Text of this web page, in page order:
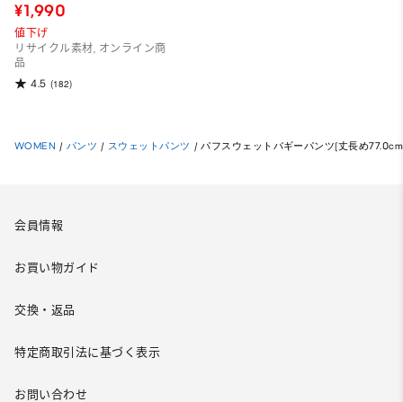
¥1,990
値下げ
リサイクル素材, オンライン商
品
4.5 (182)
WOMEN / パンツ / スウェットパンツ / パフスウェットバギーパンツ(丈長め
会員情報
お買い物ガイド
交換・返品
特定商取引法に基づく表示
お問い合わせ